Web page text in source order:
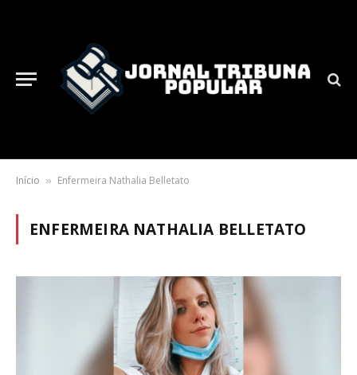
Início » Enfermeira Nathalia Belletato
ENFERMEIRA NATHALIA BELLETATO